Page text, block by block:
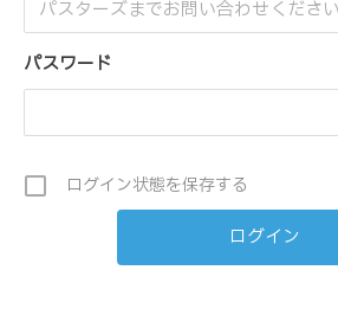
パスワード
ログイン状態を保存する